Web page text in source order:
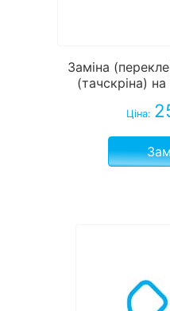
Заміна
(тачскріна)
Ціна: